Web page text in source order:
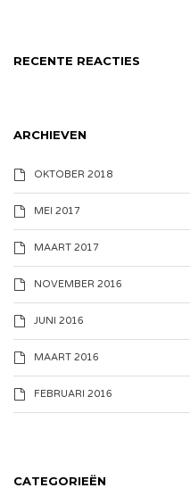
RECENTE REACTIES
ARCHIEVEN
OKTOBER 2018
MEI 2017
MAART 2017
NOVEMBER 2016
JUNI 2016
MAART 2016
FEBRUARI 2016
CATEGORIEËN